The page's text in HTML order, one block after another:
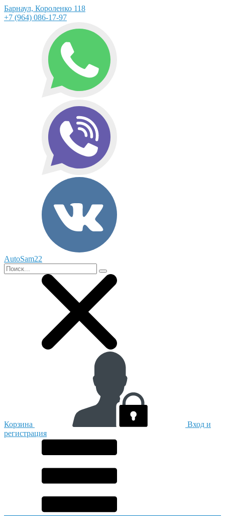
Барнаул, Короленко 118
+7 (964) 086-17-97
AutoSam22
Корзина
Вход и
регистрация